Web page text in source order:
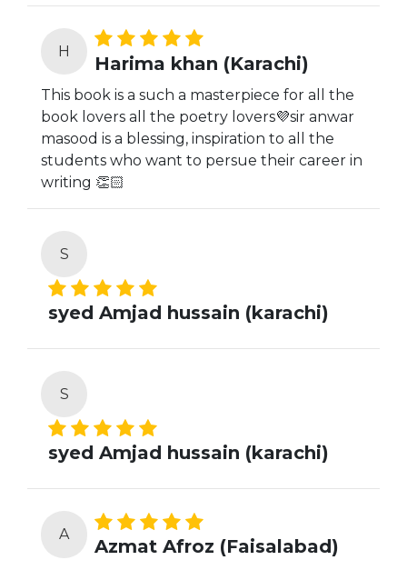
H
Harima khan (Karachi)
This book is a such a masterpiece for all the
book lovers all the poetry lovers💜sir anwar
masood is a blessing, inspiration to all the
students who want to persue their career in
writing 👏🏻
S
syed Amjad hussain (karachi)
S
syed Amjad hussain (karachi)
A
Azmat Afroz (Faisalabad)